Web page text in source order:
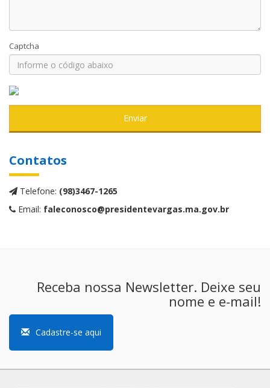
Captcha
Enviar
Contatos
Telefone: (98)3467-1265
Email: faleconosco@presidentevargas.ma.gov.br
Receba nossa Newsletter. Deixe seu
nome e e-mail!
Cadastre-se aqui